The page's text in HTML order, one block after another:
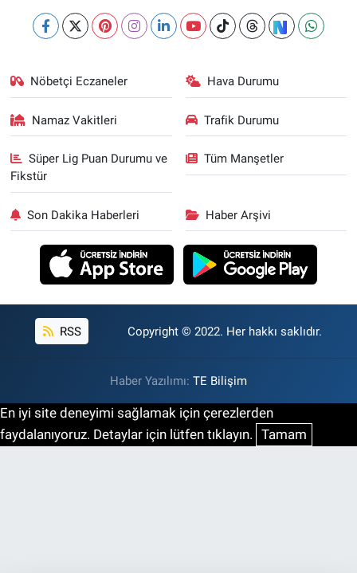
Nöbetçi Eczaneler Hava Durumu
Namaz Vakitleri Trafik Durumu
Süper Lig Puan Durumu ve
Fikstür
Tüm Manşetler
Son Dakika Haberleri Haber Arşivi
RSS Copyright © 2022. Her hakkı saklıdır.
Haber Yazılımı: TE Bilişim
En iyi site deneyimi sağlamak için çerezlerden
faydalanıyoruz. Detaylar için lütfen tıklayın. Tamam